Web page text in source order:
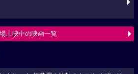
上映中の映画一覧